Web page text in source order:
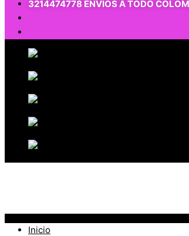
3214474778 ENVIOS A TODO
Inicio